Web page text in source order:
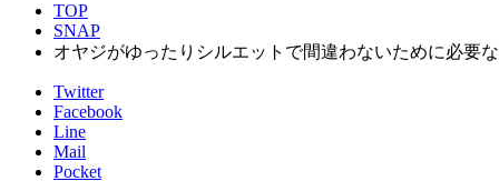
TOP
SNAP
オヤジがゆったりシルエットで間違わないために必要
Twitter
Facebook
Line
Mail
Pocket